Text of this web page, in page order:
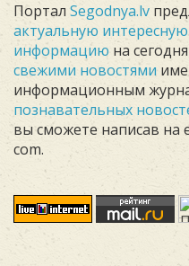
Портал Segodnya.lv
актуальную
информацию на
свежими новостями
информационным
познавательных
вы сможете написав на
com.